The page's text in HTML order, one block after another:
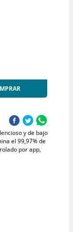
y de bajo
el 99,97% de
por app,